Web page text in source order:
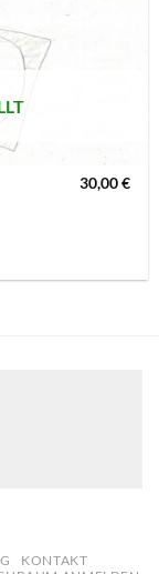
30,00€
KONTAKT